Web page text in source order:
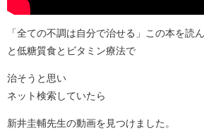
「全ての不調は自分で治せる」この本を読
と低糖質食とビタミン療法で
治そうと思い
ネット検索していたら
新井圭輔先生の動画を見つけました。